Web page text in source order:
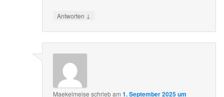
Antworten ↓
Maekelmeise schriebam1. September 2025 um